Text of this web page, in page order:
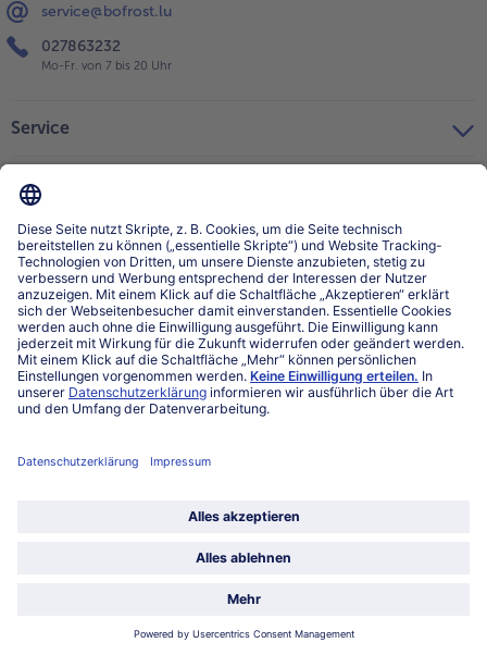
service@bofrost.lu
027863232
Mo-Fr. von 7 bis 20 Uhr
Service
Über bofrost*
Kategorien
Land / Sprache wählen